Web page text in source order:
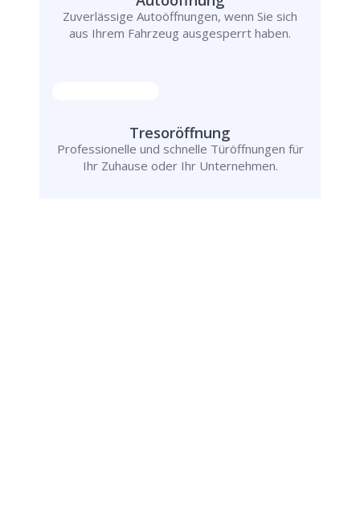
Zuverlässige Autoöffnungen, wenn Sie sich
aus Ihrem Fahrzeug ausgesperrt haben.
Tresoröffnung
Professionelle und schnelle Türöffnungen für
Ihr Zuhause oder Ihr Unternehmen.